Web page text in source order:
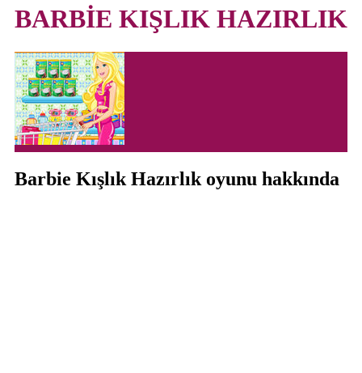
BARBİE KIŞLIK HAZIRLIK
Barbie Kışlık Hazırlık oyunu hakkında